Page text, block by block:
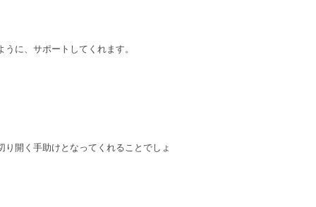
に、サポートしてくれます。
開く手助けとなってくれることでしょ